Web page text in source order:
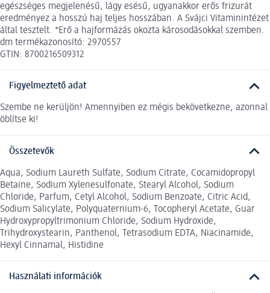
egészséges megjelenésű, lágy esésű, ugyanakkor erős frizurát
eredményez a hosszú haj teljes hosszában. A Svájci Vitaminintézet
által tesztelt. *Erő a hajformázás okozta károsodásokkal szemben.
dm termékazonosító: 2970557
GTIN: 8700216509312
Figyelmeztető adat
Szembe ne kerüljön! Amennyiben ez mégis bekövetkezne, azonnal
öblítse ki!
Összetevők
Aqua, Sodium Laureth Sulfate, Sodium Citrate, Cocamidopropyl
Betaine, Sodium Xylenesulfonate, Stearyl Alcohol, Sodium
Chloride, Parfum, Cetyl Alcohol, Sodium Benzoate, Citric Acid,
Sodium Salicylate, Polyquaternium-6, Tocopheryl Acetate, Guar
Hydroxypropyltrimonium Chloride, Sodium Hydroxide,
Trihydroxystearin, Panthenol, Tetrasodium EDTA, Niacinamide,
Hexyl Cinnamal, Histidine
Használati információk